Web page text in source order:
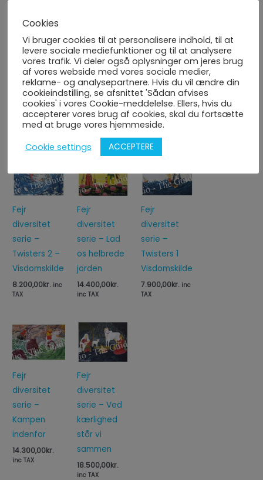
KØB KUNST KURSUS via UDEMY (på engelsk) (Standard
Version):https://www.udemy.com/course/learn-
ardhanareeshwarar-oilpainting
(Første sektionen (6 lektioner) kan man få FRI ADGANG)
Du kunne også være interesseret i...
Fejr
diversitet
serie –
Twisters 2 –
Visdomskilde
8.200,00kr. inc
TAX
Fejr
diversitet
serie – Lad
os helbrede
jorden
14.400,00kr.
inc TAX
Fejr
diversitet
serie –
Twisters 1
Visdomskilde
7.900,00kr. inc
TAX
Fejr
diversitet
serie –
Kampen
indenfor
14.300,00kr.
inc TAX
Fejr
diversitet
serie – Ved
kærlighed
står vi
sammen
18.500,00kr.
inc TAX
Cookies
Vi bruger cookies til at personalisere indhold, til at
levere sociale mediefunktioner og til at analysere
vores trafik. Vi deler også oplysninger om jeres brug
af vores webside med vores sociale medier,
reklame- og analysepartnere. Hvis du vil ændre din
cookieindstilling, se afsnittet 'Sådan afvises
cookies' i vores Cookie-meddelelse. Ellers, hvis du
accepterer vores brug af cookies, skal du fortsætte
med at bruge vores hjemmeside.
Cookie settings
ACCEPTERE